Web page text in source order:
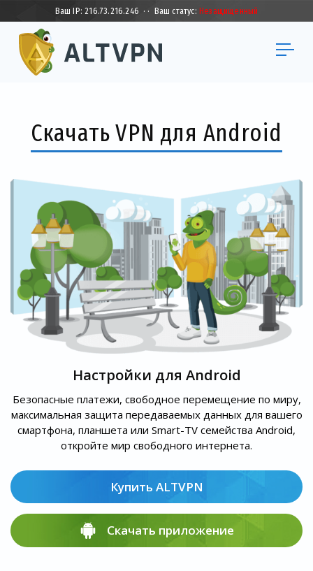
Ваш IP:216.73.216.246 · · Ваш статус:Незащищенный
Скачать VPN для Android
Настройки для Android
Безопасные платежи, свободное перемещение по миру,
максимальная защита передаваемых данных для вашего
смартфона, планшета или Smart-TV семейства Android,
откройте мир свободного интернета.
Купить ALTVPN
Скачать приложение